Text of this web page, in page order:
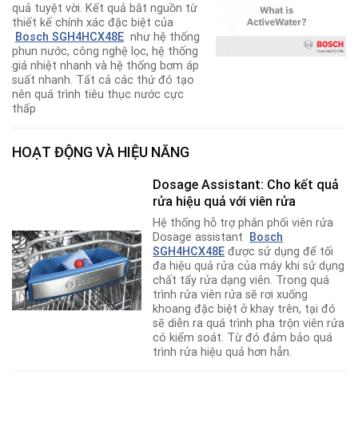
quả tuyệt vời. Kết quả bắt nguồn từ
thiết kế chính xác đặc biệt của
Bosch SGH4HCX48E như hệ thống
phun nước, công nghệ lọc, hệ thống
giá nhiệt nhanh và hệ thống bơm áp
suất nhanh. Tất cả các thứ đó tạo
nên quá trình tiêu thục nước cực
thấp
HOẠT ĐỘNG VÀ HIỆU NĂNG
Dosage Assistant: Cho kết quả
rửa hiệu quả với viên rửa
Hệ thống hỗ trợ phân phối viên rửa
Dosage assistant
Bosch
SGH4HCX48E được sử dụng để tối
đa hiệu quả rửa của máy khi sử dụng
chất tẩy rửa dạng viên. Trong quá
trình rửa viên rửa sẽ rơi xuống
khoang đặc biệt ở khay trên, tại đó
sẽ diễn ra quá trình pha trộn viên rửa
có kiểm soát. Từ đó đảm bảo quá
trình rửa hiệu quả hơn hẳn.